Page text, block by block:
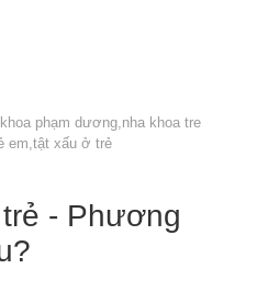
phạm dương nha khoa tre
em tật xấu ở trẻ
- Phương